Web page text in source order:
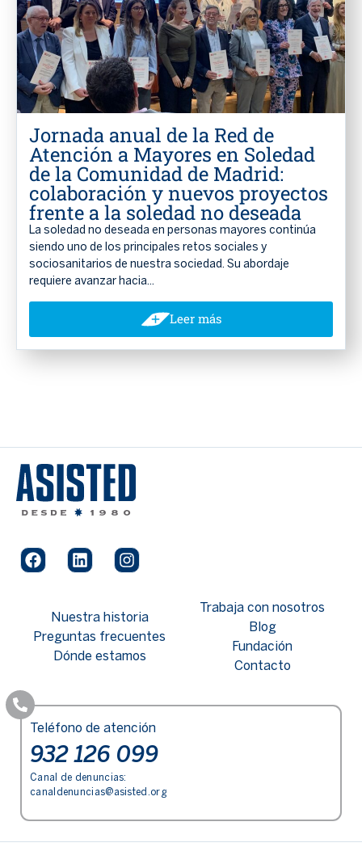
Jornada anual de la Red de
Atención a Mayores en Soledad
de la Comunidad de Madrid:
colaboración y nuevos proyectos
frente a la soledad no deseada
La soledad no deseada en personas mayores continúa
siendo uno de los principales retos sociales y
sociosanitarios de nuestra sociedad. Su abordaje
requiere avanzar hacia...
Leer más
Nuestra historia
Preguntas frecuentes
Dónde estamos
Trabaja con nosotros
Blog
Fundación
Contacto
Teléfono de atención
932 126 099
Canal de denuncias:
canaldenuncias@asisted.org